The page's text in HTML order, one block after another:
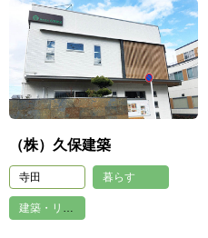
（株）久保建築
寺田 暮らす
建築・リフォーム